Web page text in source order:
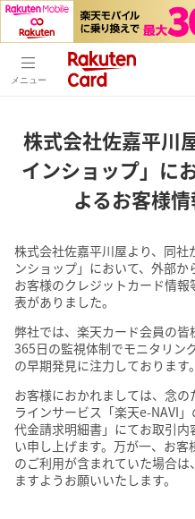
メニュー
株式会社佐嘉平川
インショップ」に
よるお客様
株式会社佐嘉平川屋より、同
ンショップ」において、外部
お客様のクレジットカード情
表がありました。
弊社では、楽天カード会員の
365日の監視体制でモニタリン
の早期発見に注力しております。
お客様におかれましては、念
ラインサービス「楽天e-NAVI
代金請求明細書」にてお取引
い申し上げます。万が一、お
のご利用が含まれていた場合
ますようお願いいたします。